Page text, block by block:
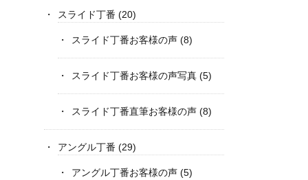
スライド丁番 (20)
スライド丁番お客様の声(8)
スライド丁番お客様の声写真(5)
スライド丁番直筆お客様の声(8)
アングル丁番 (29)
アングル丁番お客様の声(5)